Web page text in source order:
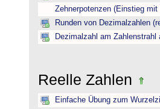
Zehnerpotenzen (Einstieg mit
Runden von Dezimalzahlen
Dezimalzahl am Zahlenstrahl
Reelle Zahlen
Einfache Übung zum